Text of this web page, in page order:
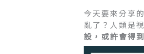
今天要來分享
亂了？人類是
設，或許會得